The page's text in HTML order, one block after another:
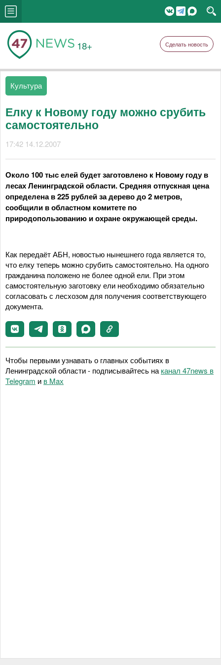
18+ Сделать новость
Культура
Елку к Новому году можно срубить
самостоятельно
17:42 14.12.2007
Около 100 тыс елей будет заготовлено к Новому году в
лесах Ленинградской области. Средняя отпускная цена
определена в 225 рублей за дерево до 2 метров,
сообщили в областном комитете по
природопользованию и охране окружающей среды.
Как передаёт АБН, новостью нынешнего года является то,
что елку теперь можно срубить самостоятельно. На одного
гражданина положено не более одной ели. При этом
самостоятельную заготовку ели необходимо обязательно
согласовать с лесхозом для получения соответствующего
документа.
Чтобы первыми узнавать о главных событиях в
Ленинградской области - подписывайтесь на канал 47news в
Telegram и в Maх